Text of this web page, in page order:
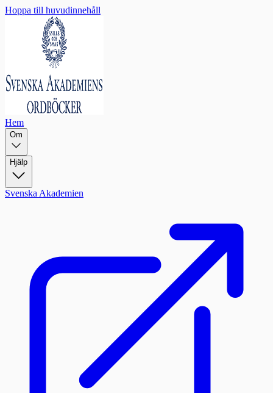
Hoppa till huvudinnehåll
Hem
Om
Hjälp
Svenska Akademien